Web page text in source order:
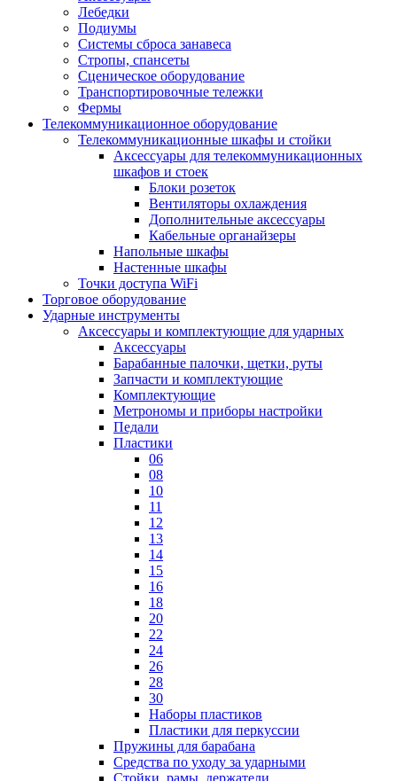
Лебедки
Подиумы
Системы сброса занавеса
Стропы, спансеты
Сценическое оборудование
Транспортировочные тележки
Фермы
Телекоммуникационное оборудование
Телекоммуникационные шкафы и стойки
Аксессуары для телекоммуникационных
шкафов и стоек
Блоки розеток
Вентиляторы охлаждения
Дополнительные аксессуары
Кабельные органайзеры
Напольные шкафы
Настенные шкафы
Точки доступа WiFi
Торговое оборудование
Ударные инструменты
Аксессуары и комплектующие для ударных
Аксессуары
Барабанные палочки, щетки, руты
Запчасти и комплектующие
Комплектующие
Метрономы и приборы настройки
Педали
Пластики
06
08
10
11
12
13
14
15
16
18
20
22
24
26
28
30
Наборы пластиков
Пластики для перкуссии
Пружины для барабана
Средства по уходу за ударными
Стойки, рамы, держатели